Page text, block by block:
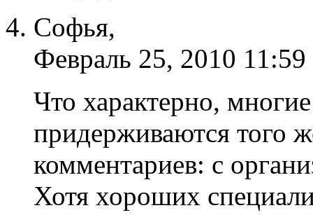
Софья,
Февраль 25, 2010 11:59
Что характерно,
придерживаются того
комментариев: с
Хотя хороших